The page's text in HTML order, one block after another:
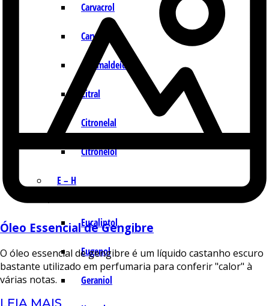
Carvacrol
Carvona
Cinamaldeído
Citral
Citronelal
Citronelol
E – H
Eucaliptol
Eugenol
Geraniol
Óleo Essencial de Gengibre
O óleo essencial de gengibre é um líquido castanho escuro
bastante utilizado em perfumaria para conferir "calor" à
várias notas.
LEIA MAIS